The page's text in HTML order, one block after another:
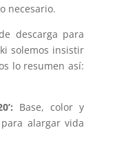
necesario.
descarga para
solemos insistir
lo resumen así:
Base, color y
alargar vida